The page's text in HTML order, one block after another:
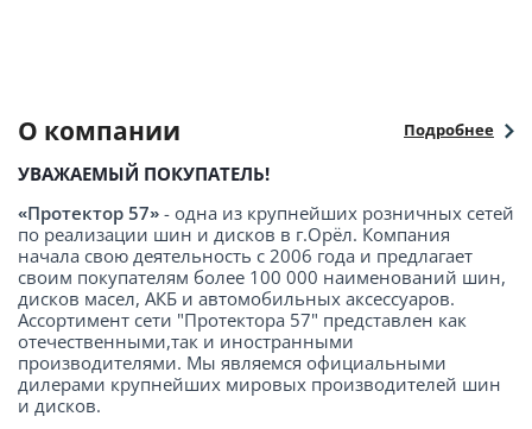
О компании Подробнее
УВАЖАЕМЫЙ ПОКУПАТЕЛЬ!
«Протектор 57» - одна из крупнейших розничных сетей
по реализации шин и дисков в г.Орёл. Компания
начала свою деятельность с 2006 года и предлагает
своим покупателям более 100 000 наименований шин,
дисков масел, АКБ и автомобильных аксессуаров.
Ассортимент сети "Протектора 57" представлен как
отечественными,так и иностранными
производителями. Мы являемся официальными
дилерами крупнейших мировых производителей шин
и дисков.